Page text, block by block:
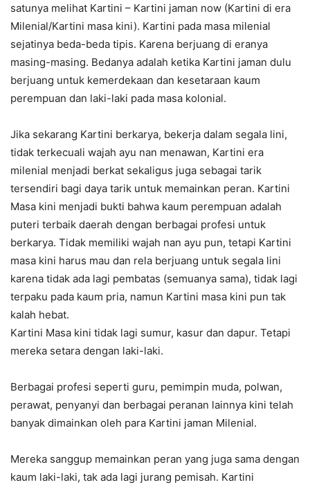
satunya melihat Kartini – Kartini jaman now (Kartini di era
Milenial/Kartini masa kini). Kartini pada masa milenial
sejatinya beda-beda tipis. Karena berjuang di eranya
masing-masing. Bedanya adalah ketika Kartini jaman dulu
berjuang untuk kemerdekaan dan kesetaraan kaum
perempuan dan laki-laki pada masa kolonial.
Jika sekarang Kartini berkarya, bekerja dalam segala lini,
tidak terkecuali wajah ayu nan menawan, Kartini era
milenial menjadi berkat sekaligus juga sebagai tarik
tersendiri bagi daya tarik untuk memainkan peran. Kartini
Masa kini menjadi bukti bahwa kaum perempuan adalah
puteri terbaik daerah dengan berbagai profesi untuk
berkarya. Tidak memiliki wajah nan ayu pun, tetapi Kartini
masa kini harus mau dan rela berjuang untuk segala lini
karena tidak ada lagi pembatas (semuanya sama), tidak lagi
terpaku pada kaum pria, namun Kartini masa kini pun tak
kalah hebat.
Kartini Masa kini tidak lagi sumur, kasur dan dapur. Tetapi
mereka setara dengan laki-laki.
Berbagai profesi seperti guru, pemimpin muda, polwan,
perawat, penyanyi dan berbagai peranan lainnya kini telah
banyak dimainkan oleh para Kartini jaman Milenial.
Mereka sanggup memainkan peran yang juga sama dengan
kaum laki-laki, tak ada lagi jurang pemisah. Kartini